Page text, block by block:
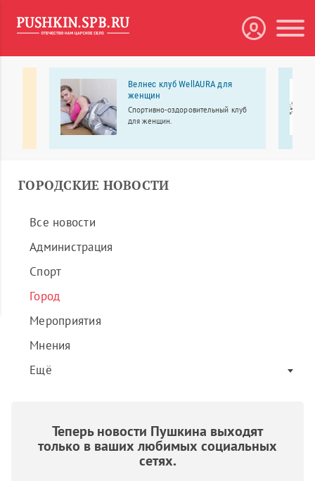
Велнес клуб WellAURA для
женщин
Спортивно-оздоровительный клуб
для женщин.
ГОРОДСКИЕ НОВОСТИ
Все новости
Администрация
Спорт
Город
Мероприятия
Мнения
Ещё
Теперь новости Пушкина выходят
только в ваших любимых социальных
сетях.